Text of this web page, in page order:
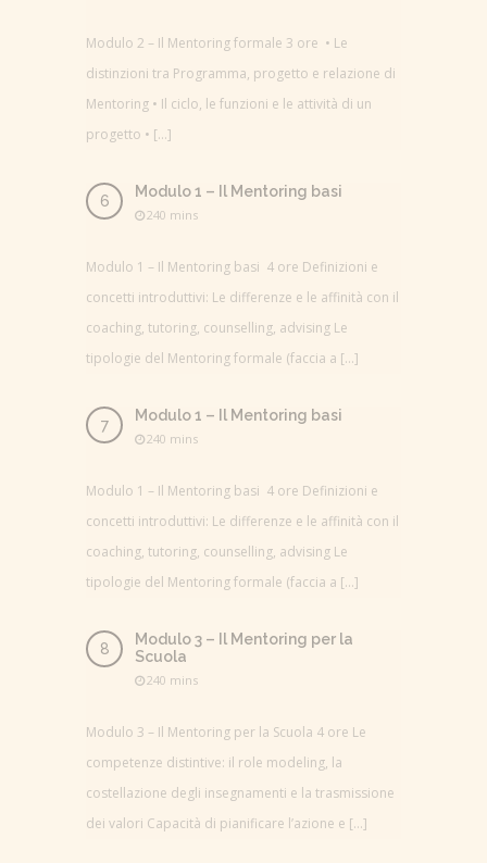
Modulo 2 – Il Mentoring formale 3 ore • Le
distinzioni tra Programma, progetto e relazione di
Mentoring • Il ciclo, le funzioni e le attività di un
progetto • […]
Modulo 1 – Il Mentoring basi
240 mins
Modulo 1 – Il Mentoring basi 4 ore Definizioni e
concetti introduttivi: Le differenze e le affinità con il
coaching, tutoring, counselling, advising Le
tipologie del Mentoring formale (faccia a […]
Modulo 1 – Il Mentoring basi
240 mins
Modulo 1 – Il Mentoring basi 4 ore Definizioni e
concetti introduttivi: Le differenze e le affinità con il
coaching, tutoring, counselling, advising Le
tipologie del Mentoring formale (faccia a […]
Modulo 3 – Il Mentoring per la
Scuola
240 mins
Modulo 3 – Il Mentoring per la Scuola 4 ore Le
competenze distintive: il role modeling, la
costellazione degli insegnamenti e la trasmissione
dei valori Capacità di pianificare l’azione e […]